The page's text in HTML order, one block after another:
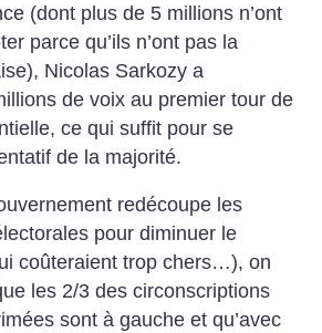
(dont plus de 5 millions n’ont
parce qu’ils n’ont pas la
Nicolas Sarkozy a
de voix au premier tour de
ce qui suffit pour se
de la majorité.
redécoupe les
pour diminuer le
coûteraient trop chers…), on
les 2/3 des circonscriptions
sont à gauche et qu’avec